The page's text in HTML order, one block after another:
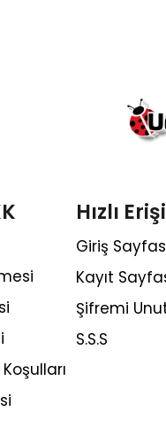
Hızlı
Giriş
Kayıt
Şifremi
S.S.S